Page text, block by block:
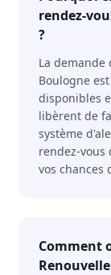
rendez-
?
La demande
Boulogne
disponibles
libèrent de
système
rendez-vous
vos chances
Comment